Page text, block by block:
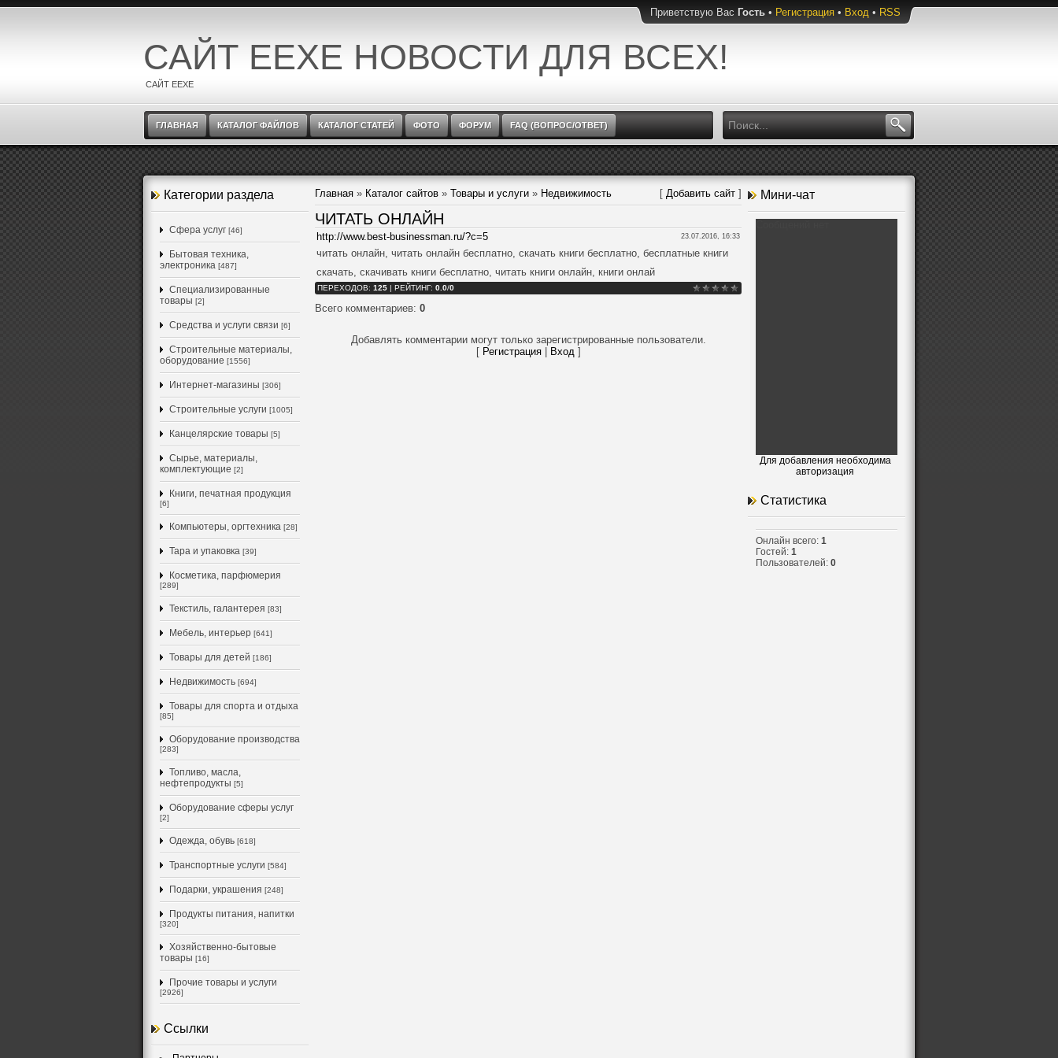
Приветствую Вас Гость • Регистрация • Вход • RSS
САЙТ EEXE НОВОСТИ ДЛЯ ВСЕХ!
САЙТ EEXE
ГЛАВНАЯ КАТАЛОГ ФАЙЛОВ КАТАЛОГ СТАТЕЙ ФОТО ФОРУМ FAQ (ВОПРОС/ОТВЕТ)
Категории раздела
Cфера услуг [46]
Бытовая техника,
электроника [487]
Специализированные
товары [2]
Средства и услуги связи [6]
Строительные материалы,
оборудование [1556]
Интернет-магазины [306]
Строительные услуги [1005]
Канцелярские товары [5]
Сырье, материалы,
комплектующие [2]
Книги, печатная продукция
[6]
Компьютеры, оргтехника [28]
Тара и упаковка [39]
Косметика, парфюмерия
[289]
Текстиль, галантерея [83]
Мебель, интерьер [641]
Товары для детей [186]
Недвижимость [694]
Товары для спорта и отдыха
[85]
Оборудование производства
[283]
Топливо, масла,
нефтепродукты [5]
Оборудование сферы услуг
[2]
Одежда, обувь [618]
Транспортные услуги [584]
Подарки, украшения [248]
Продукты питания, напитки
[320]
Хозяйственно-бытовые
товары [16]
Прочие товары и услуги
[2926]
Ссылки
Главная » Каталог сайтов » Товары и услуги » Недвижимость [ Добавить сайт ]
ЧИТАТЬ ОНЛАЙН
http://www.best-businessman.ru/?c=5 23.07.2016, 16:33
читать онлайн, читать онлайн бесплатно, скачать книги бесплатно, бесплатные книги
скачать, скачивать книги бесплатно, читать книги онлайн, книги онлай
ПЕРЕХОДОВ: 125 | РЕЙТИНГ: 0.0/0
Всего комментариев: 0
Добавлять комментарии могут только зарегистрированные пользователи.
[ Регистрация| Вход]
Мини-чат
Для добавления необходима
авторизация
Статистика
Онлайн всего: 1
Гостей: 1
Пользователей: 0